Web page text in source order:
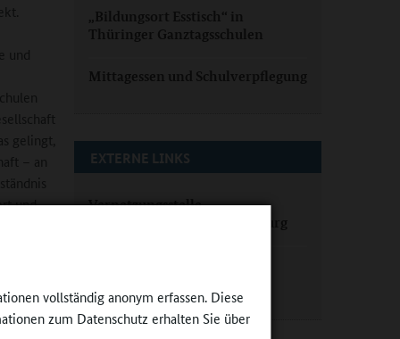
vollständig anonym erfassen. Diese
zum Datenschutz erhalten Sie über
und
gelingt,
– an
und
„Bildungsort Esstisch“ in
Thüringer Ganztagsschulen
Mittagessen und Schulverpflegung
EXTERNE LINKS
Vernetzungsstelle
Schulverpflegung Brandenburg